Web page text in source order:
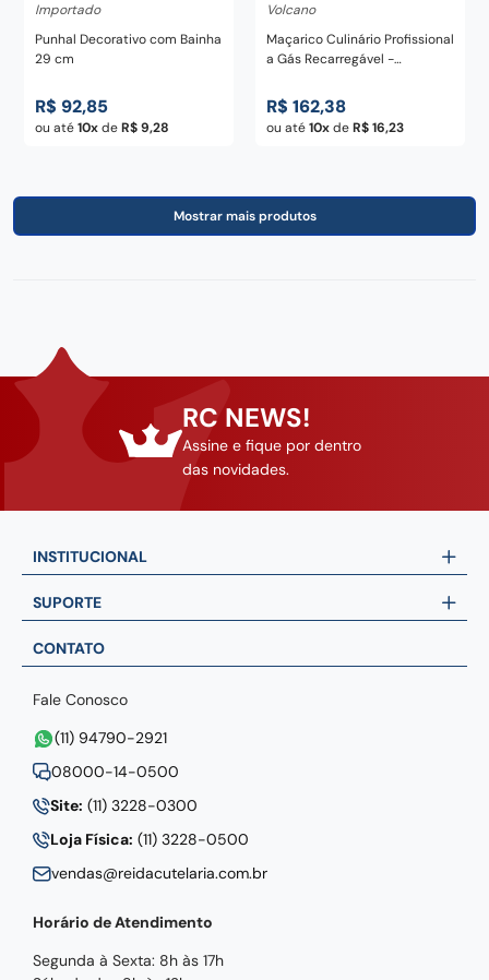
Importado
Punhal Decorativo com Bainha
29 cm
R$ 92,85
ou até10 deR$ 9,28
Volcano
Maçarico Culinário Profissional
a Gás Recarregável -
R$ 162,38
ou até10 deR$ 16,23
RC NEWS!
Assine e fique por dentro
das novidades.
INSTITUCIONAL
SUPORTE
CONTATO
Fale Conosco
(11) 94790-2921
08000-14-0500
Site: (11) 3228-0300
Loja Física: (11) 3228-0500
vendas@reidacutelaria.com.br
Horário de Atendimento
Segunda à Sexta: 8h às 17h